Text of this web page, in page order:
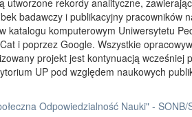
rekordy analityczne,
badawczy i publikacyjny pracowników
katalogu komputerowym Uniwersytetu
i poprzez Google. Wszystkie
projekt jest kontynuacją wcześniej
UP pod względem naukowych
Odpowiedzialność Nauki" - SONB/